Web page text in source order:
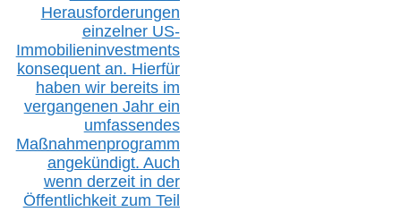
Herausforderungen
einzelner US-
Immobilieninvestments
konsequent an. Hierfür
haben wir bereits im
vergangenen Jahr ein
umfassendes
Maßnahmenprogramm
angekündigt. Auch
wenn derzeit in der
Öffentlichkeit zum Teil